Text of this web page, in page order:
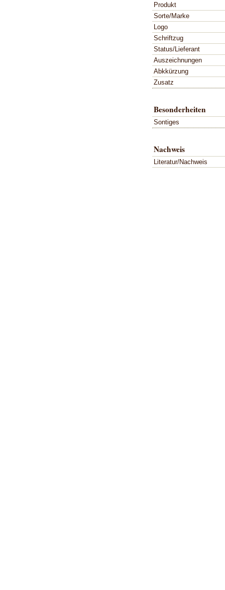
Produkt
Sorte/Marke
Logo
Schriftzug
Status/Lieferant
Auszeichnungen
Abkkürzung
Zusatz
Besonderheiten
Sontiges
Nachweis
Literatur/Nachweis